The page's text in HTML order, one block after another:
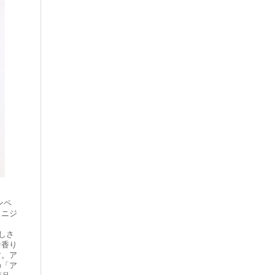
ペ
ジ
さ
り
ア
ア